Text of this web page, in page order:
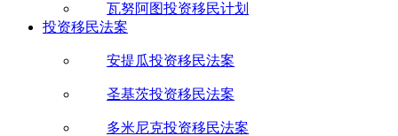
瓦努阿图投资移民计划
投资移民法案
安提瓜投资移民法案
圣基茨投资移民法案
多米尼克投资移民法案